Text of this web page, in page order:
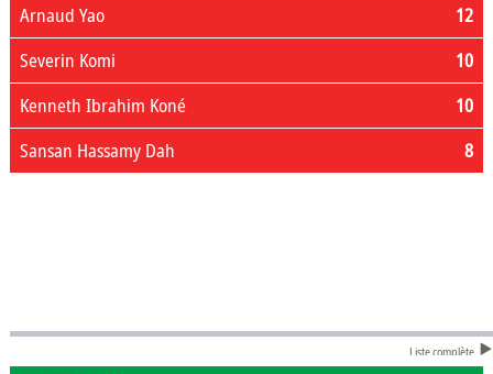
12
Arnaud Yao
10
Severin Komi
10
Kenneth Ibrahim Koné
8
Sansan Hassamy Dah
Liste complète